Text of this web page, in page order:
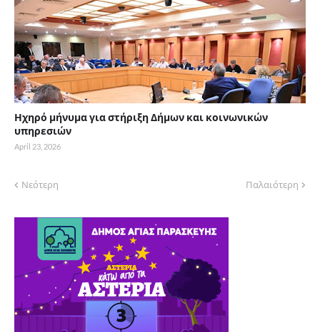
Ηχηρό μήνυμα για στήριξη Δήμων και κοινωνικών
υπηρεσιών
April 23, 2026
Νεότερη Παλαιότερη